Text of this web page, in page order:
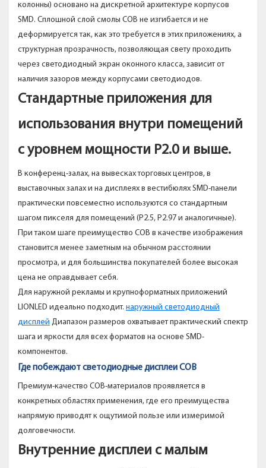
колонны) основано на дискретной архитектуре корпусов
SMD. Сплошной слой смолы COB не изгибается и не
деформируется так, как это требуется в этих приложениях, а
структурная прозрачность, позволяющая свету проходить
через светодиодный экран оконного класса, зависит от
наличия зазоров между корпусами светодиодов.
Стандартные приложения для
использования внутри помещений
с уровнем мощности P2.0 и выше.
В конференц-залах, на вывесках торговых центров, в
выставочных залах и на дисплеях в вестибюлях SMD-панели
практически повсеместно используются со стандартным
шагом пикселя для помещений (P2.5, P2.97 и аналогичные).
При таком шаге преимущество COB в качестве изображения
становится менее заметным на обычном расстоянии
просмотра, и для большинства покупателей более высокая
цена не оправдывает себя.
Для наружной рекламы и крупноформатных приложений
LIONLED идеально подходит. наружный светодиодный
дисплей Диапазон размеров охватывает практический спектр
шага и яркости для всех форматов на основе SMD-
компонентов.
Где побеждают светодиодные дисплеи COB
Премиум-качество COB-материалов проявляется в
конкретных областях применения, где его преимущества
напрямую приводят к ощутимой пользе или измеримой
долговечности.
Внутренние дисплеи с малым